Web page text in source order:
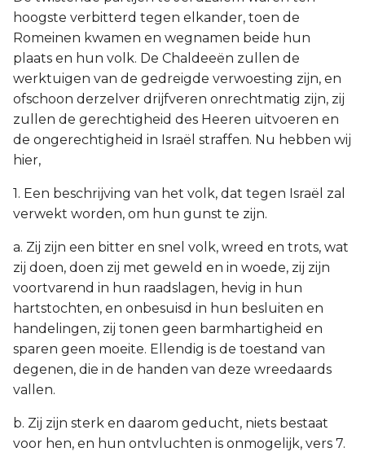
hoogste verbitterd tegen elkander, toen de
Romeinen kwamen en wegnamen beide hun
plaats en hun volk. De Chaldeeën zullen de
werktuigen van de gedreigde verwoesting zijn, en
ofschoon derzelver drijfveren onrechtmatig zijn, zij
zullen de gerechtigheid des Heeren uitvoeren en
de ongerechtigheid in Israël straffen. Nu hebben wij
hier,
1. Een beschrijving van het volk, dat tegen Israël zal
verwekt worden, om hun gunst te zijn.
a. Zij zijn een bitter en snel volk, wreed en trots, wat
zij doen, doen zij met geweld en in woede, zij zijn
voortvarend in hun raadslagen, hevig in hun
hartstochten, en onbesuisd in hun besluiten en
handelingen, zij tonen geen barmhartigheid en
sparen geen moeite. Ellendig is de toestand van
degenen, die in de handen van deze wreedaards
vallen.
b. Zij zijn sterk en daarom geducht, niets bestaat
voor hen, en hun ontvluchten is onmogelijk, vers 7.